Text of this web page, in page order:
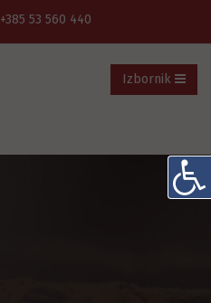
+385 53 560 440
Izbornik